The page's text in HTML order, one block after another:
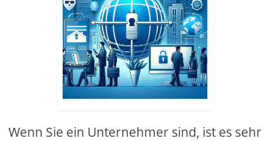
Wenn Sie ein Unternehmer sind, ist es sehr